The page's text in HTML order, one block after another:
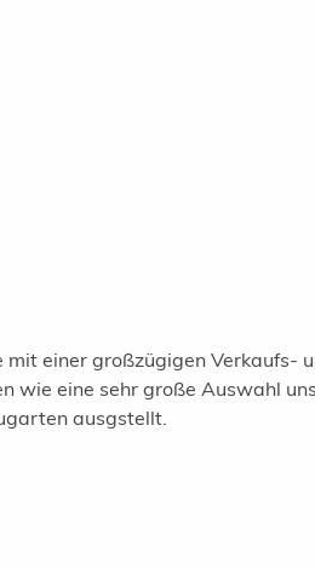
einer großzügigen Verkaufs-
wie eine sehr große Auswahl
ausgstellt.